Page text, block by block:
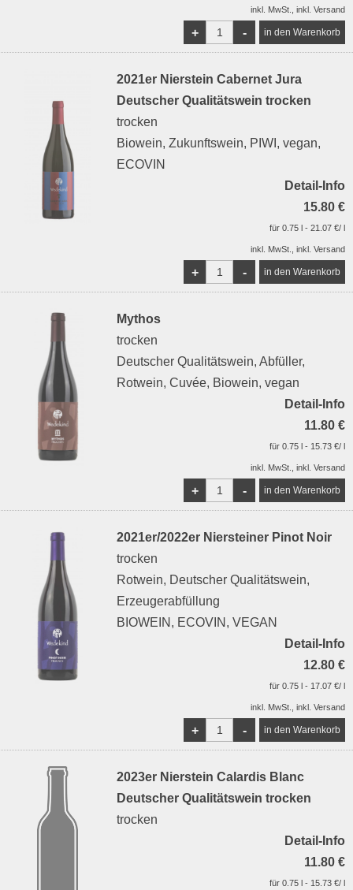
inkl. MwSt., inkl. Versand
-
+
2021er Nierstein Cabernet Jura
Deutscher Qualitätswein trocken
trocken
Biowein, Zukunftswein, PIWI, vegan,
ECOVIN
Detail-Info
15.80 €
für 0.75 l - 21.07 €/ l
inkl. MwSt., inkl. Versand
-
+
Mythos
trocken
Deutscher Qualitätswein, Abfüller,
Rotwein, Cuvée, Biowein, vegan
Detail-Info
11.80 €
für 0.75 l - 15.73 €/ l
inkl. MwSt., inkl. Versand
-
+
2021er/2022er Niersteiner Pinot Noir
trocken
Rotwein, Deutscher Qualitätswein,
Erzeugerabfüllung
BIOWEIN, ECOVIN, VEGAN
Detail-Info
12.80 €
für 0.75 l - 17.07 €/ l
inkl. MwSt., inkl. Versand
-
+
2023er Nierstein Calardis Blanc
Deutscher Qualitätswein trocken
trocken
Detail-Info
11.80 €
für 0.75 l - 15.73 €/ l